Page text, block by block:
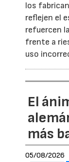
los
reflejen el
refuercen
frente a
uso
El
más
05/08/2026